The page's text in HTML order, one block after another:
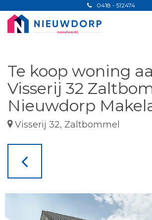
0418 - 512474
Te koop woning
Visserij 32
Nieuwdorp
Visserij 32, Zaltbommel